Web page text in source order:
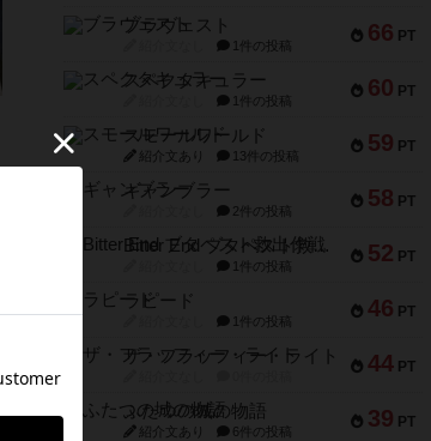
66 PT
ブラヴェスト
1件の投稿
60 PT
スペクタキュラー
1件の投稿
59 PT
スモールワールド
紹介文あり 13件の投稿
58 PT
ギャンブラー
2件の投稿
52 PT
Bitter End ブタペスト救出作戦
1件の投稿
46 PT
ラピード
1件の投稿
44 PT
ザ・フラッフィー・ライト
39 PT
ふたつの城の物語
紹介文あり 6件の投稿